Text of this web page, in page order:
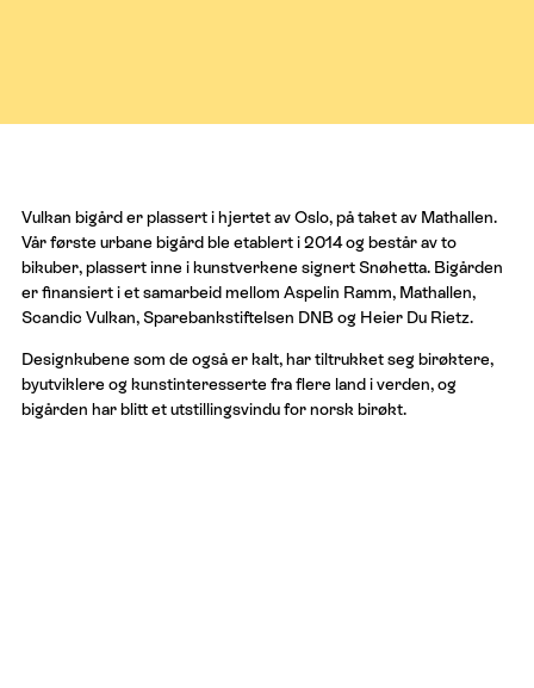
Vulkan bigård er plassert i hjertet av Oslo, på taket av Mathallen.
Vår første urbane bigård ble etablert i 2014 og består av to
bikuber, plassert inne i kunstverkene signert Snøhetta. Bigården
er finansiert i et samarbeid mellom Aspelin Ramm, Mathallen,
Scandic Vulkan, Sparebankstiftelsen DNB og Heier Du Rietz.
Designkubene som de også er kalt, har tiltrukket seg birøktere,
byutviklere og kunstinteresserte fra flere land i verden, og
bigården har blitt et utstillingsvindu for norsk birøkt.